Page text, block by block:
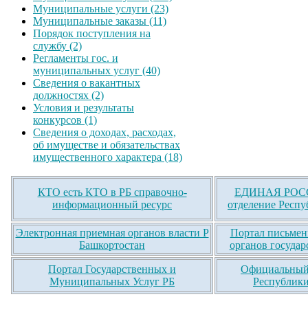
Муниципальные услуги (23)
Муниципальные заказы (11)
Порядок поступления на
службу (2)
Регламенты гос. и
муниципальных услуг (40)
Сведения о вакантных
должностях (2)
Условия и результаты
конкурсов (1)
Сведения о доходах, расходах,
об имуществе и обязательствах
имущественного характера (18)
КТО есть КТО в РБ справочно-
информационный ресурс
ЕДИНАЯ
отделение
Электронная приемная органов власти Р
Башкортостан
Портал
органов
Портал Государственных и
Муниципальных Услуг РБ
Официальный